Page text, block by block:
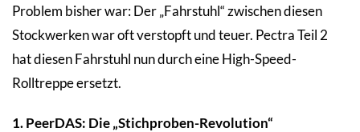
Problem bisher war: Der „Fahrstuhl“ zwischen diesen
Stockwerken war oft verstopft und teuer. Pectra Teil 2
hat diesen Fahrstuhl nun durch eine High-Speed-
Rolltreppe ersetzt.
1. PeerDAS: Die „Stichproben-Revolution“